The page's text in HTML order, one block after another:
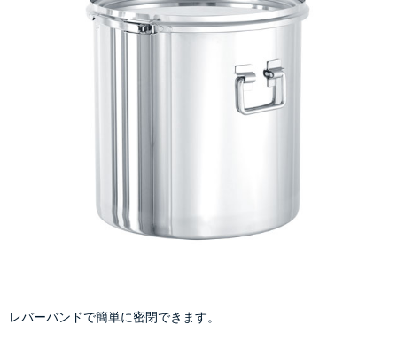
レバーバンドで簡単に密閉できます。